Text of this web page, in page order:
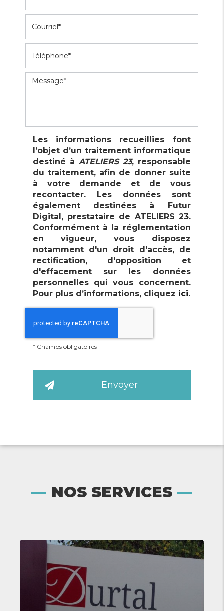
Les informations recueillies font
l’objet d’un traitement informatique
destiné à ATELIERS 23, responsable
du traitement, afin de donner suite
à votre demande et de vous
recontacter. Les données sont
également destinées à Futur
Digital, prestataire de ATELIERS 23.
Conformément à la réglementation
en vigueur, vous disposez
notamment d'un droit d'accès, de
rectification, d'opposition et
d'effacement sur les données
personnelles qui vous concernent.
Pour plus d’informations, cliquez ici.
* Champs obligatoires
NOS SERVICES
Enseigne et signalétique